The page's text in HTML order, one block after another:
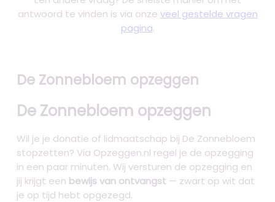
antwoord te vinden is via onze veel gestelde vragen
pagina.
De Zonnebloem opzeggen
De Zonnebloem opzeggen
Wil je je donatie of lidmaatschap bij De Zonnebloem
stopzetten? Via Opzeggen.nl regel je de opzegging
in een paar minuten. Wij versturen de opzegging en
jij krijgt een bewijs van ontvangst — zwart op wit dat
je op tijd hebt opgezegd.